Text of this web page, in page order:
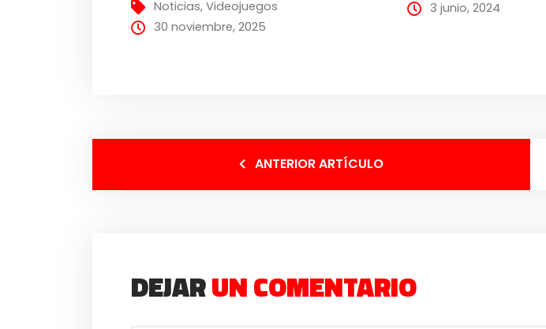
Noticias,Videojuegos
30 noviembre, 2025
3 junio, 2024
ANTERIOR ARTÍCULO
DEJARUN COMENTARIO